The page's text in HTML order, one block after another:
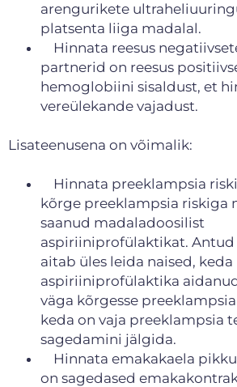
arengurikete
platsenta liiga madalal.
Hinnata reesus
partnerid on reesus
hemoglobiini sisaldust, et
vereülekande vajadust.
Lisateenusena on võimalik:
Hinnata preeklampsia
kõrge preeklampsia riskiga
saanud madaladoosilist
aspiriiniprofülaktikat. Antud
aitab üles leida naised,
aspiriiniprofülaktika
väga kõrgesse
keda on vaja preeklampsia
sagedamini jälgida.
Hinnata emakakaela
on sagedased